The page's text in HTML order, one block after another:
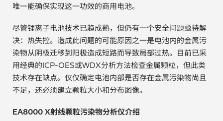
唯一能确保实现这一功效的商用电池。
尽管锂离子电池技术已趋成熟，但仍有一个安全问题亟待解
决：热失控。造成此问题的可能原因之一是电池内的金属污
染物从阴极迁移到阳极造成短路而导致局部过热。目前已采
用经典的ICP-OES或WDX分析方法检查金属颗粒，但此类
技术存在缺点。仅仅确定电池内部是否存在金属污染物尚且
不足，还必须建立颗粒大小和分布图像。
EA8000 X射线颗粒污染物分析仪介绍